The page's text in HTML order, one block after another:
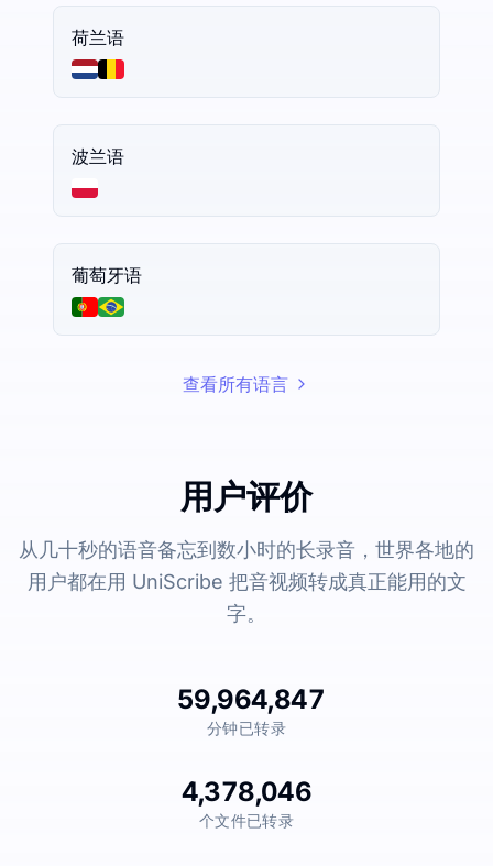
荷兰语
波兰语
葡萄牙语
查看所有语言
用户评价
从几十秒的语音备忘到数小时的长录音，世界各地的
用户都在用 UniScribe 把音视频转成真正能用的文
字。
59,964,847
分钟已转录
4,378,046
个文件已转录